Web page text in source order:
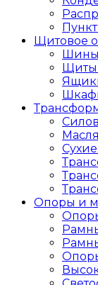
Щитовое
Шины
Щиты
Опоры и